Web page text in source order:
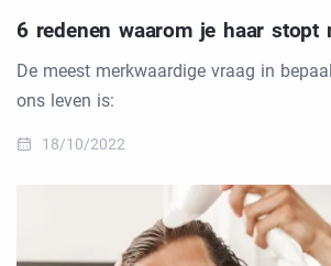
6 redenen waarom je haar stopt
De meest merkwaardige vraag in
ons leven is:
18/10/2022